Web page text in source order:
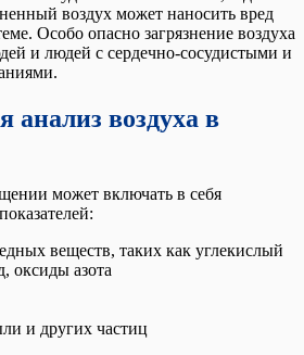
воздух может наносить вред
Особо опасно загрязнение воздуха
и людей с сердечно-сосудистыми и
анализ воздуха в
может включать в себя
веществ, таких как углекислый
оксиды азота
и других частиц